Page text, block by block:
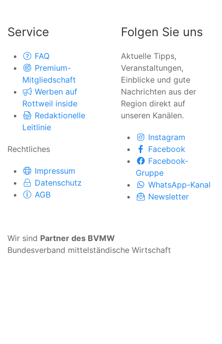
Service
FAQ
Premium-
Mitgliedschaft
Werben auf
Rottweil inside
Redaktionelle
Leitlinie
Rechtliches
Impressum
Datenschutz
AGB
Folgen Sie uns
Aktuelle Tipps,
Veranstaltungen,
Einblicke und gute
Nachrichten aus der
Region direkt auf
unseren Kanälen.
Instagram
Facebook
Facebook-
Gruppe
WhatsApp-Kanal
Newsletter
Wir sind Partner des BVMW
Bundesverband mittelständische Wirtschaft